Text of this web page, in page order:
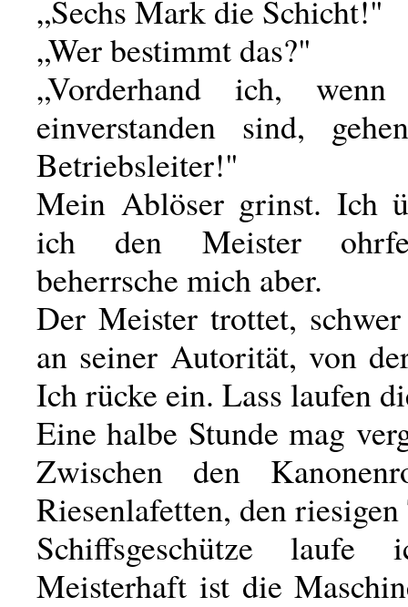
„Sechs Mark die Schicht!"
„Wer bestimmt das?"
„Vorderhand ich,
einverstanden sind,
Betriebsleiter!"
Mein Ablöser grinst. Ich
ich den Meister
beherrsche mich aber.
Der Meister trottet, schwer
an seiner Autorität, von
Ich rücke ein. Lass laufen
Eine halbe Stunde mag
Zwischen den
Riesenlafetten, den
Schiffsgeschütze laufe
Meisterhaft ist die